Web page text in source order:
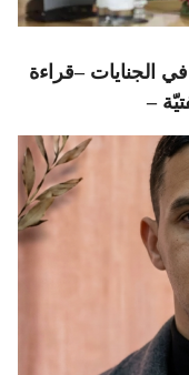
الجنايات –قراءة
–